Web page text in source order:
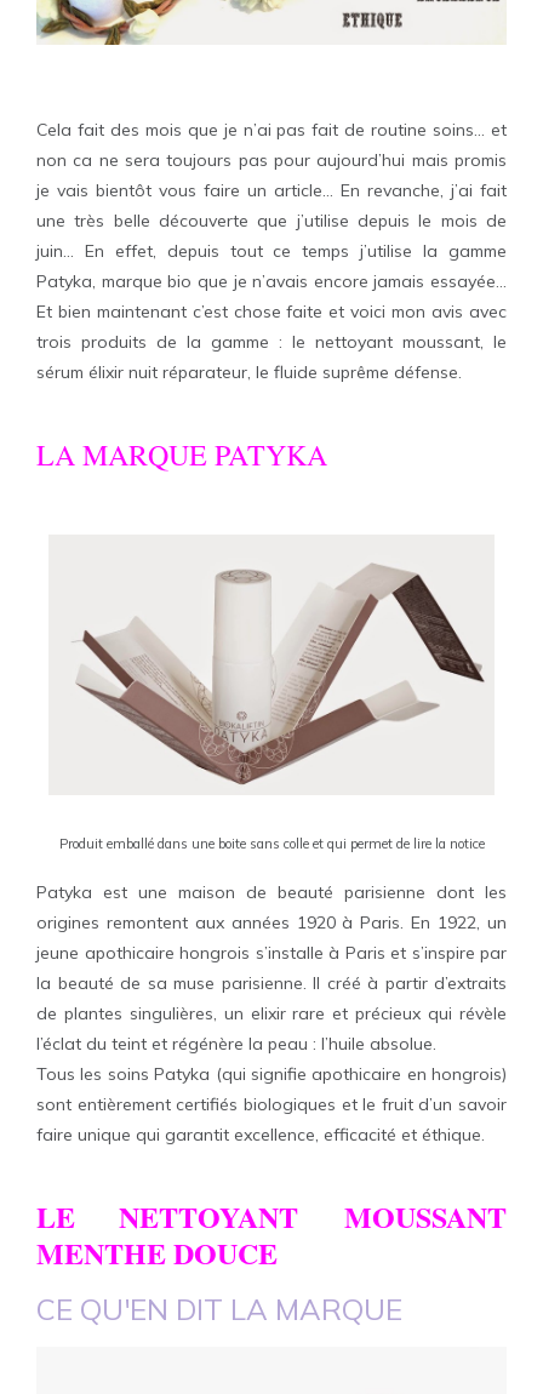
Cela fait des mois que je n’ai pas fait de routine soins… et
non ca ne sera toujours pas pour aujourd’hui mais promis
je vais bientôt vous faire un article… En revanche, j’ai fait
une très belle découverte que j’utilise depuis le mois de
juin… En effet, depuis tout ce temps j’utilise la gamme
Patyka, marque bio que je n’avais encore jamais essayée…
Et bien maintenant c’est chose faite et voici mon avis avec
trois produits de la gamme : le nettoyant moussant, le
sérum élixir nuit réparateur, le fluide suprême défense.
LA MARQUE PATYKA
Produit emballé dans une boite sans colle et qui permet de lire la notice
Patyka est une maison de beauté parisienne dont les
origines remontent aux années 1920 à Paris. En 1922, un
jeune apothicaire hongrois s’installe à Paris et s’inspire par
la beauté de sa muse parisienne. Il créé à partir d’extraits
de plantes singulières, un elixir rare et précieux qui révèle
l’éclat du teint et régénère la peau : l’huile absolue.
Tous les soins Patyka (qui signifie apothicaire en hongrois)
sont entièrement certifiés biologiques et le fruit d’un savoir
faire unique qui garantit excellence, efficacité et éthique.
LE NETTOYANT MOUSSANT
MENTHE DOUCE
CE QU'EN DIT LA MARQUE